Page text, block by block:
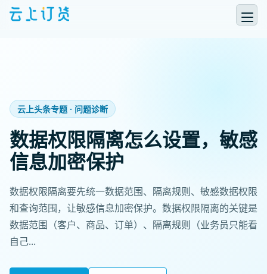
云上头条专题 · 问题诊断
数据权限隔离怎么设置，敏感
信息加密保护
数据权限隔离要先统一数据范围、隔离规则、敏感数据权限
和查询范围，让敏感信息加密保护。数据权限隔离的关键是
数据范围（客户、商品、订单）、隔离规则（业务员只能看
自己...